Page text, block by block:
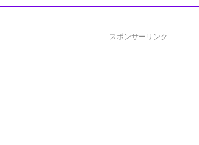
スポンサーリンク